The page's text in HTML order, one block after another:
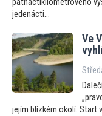
patnáctikilometrového
jedenácti...
Ve
jejím blízkém okolí. Start